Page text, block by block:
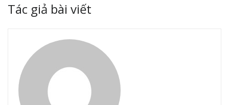
Tác giả bài viết